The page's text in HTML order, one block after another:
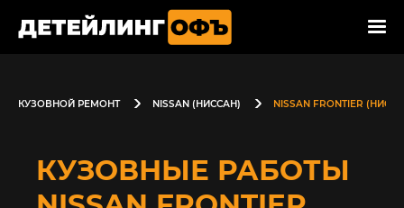
КУЗОВНОЙ РЕМОНТ NISSAN (НИССАН) NISSAN FRONTIER
КУЗОВНЫЕ РАБОТЫ